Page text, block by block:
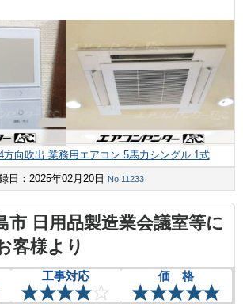
方向吹出 業務用エアコン 5馬力シングル 1式
日：2025年02月20日
No.11233
市 日用品製造業会議室等に
客様より
工事対応 価 格